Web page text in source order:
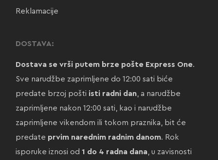
Reklamacije
DOSTAVA:
Dostava se vrši putem brze pošte Express One.
Sve narudžbe zaprimljene do 12:00 sati biće
predate brzoj pošti isti radni dan, a narudžbe
zaprimljene nakon 12:00 sati, kao i narudžbe
zaprimljene vikendom ili tokom praznika, bit će
predate prvim narednim radnim danom. Rok
isporuke iznosi od 1 do 4 radna dana, u zavisnosti